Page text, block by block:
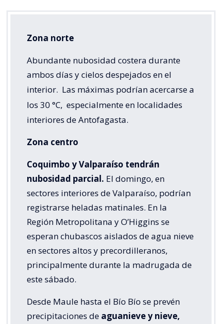
Zona norte
Abundante nubosidad costera durante
ambos días y cielos despejados en el
interior. Las máximas podrían acercarse a
los 30 °C, especialmente en localidades
interiores de Antofagasta.
Zona centro
Coquimbo y Valparaíso tendrán
nubosidad parcial. El domingo, en
sectores interiores de Valparaíso, podrían
registrarse heladas matinales. En la
Región Metropolitana y O’Higgins se
esperan chubascos aislados de agua nieve
en sectores altos y precordilleranos,
principalmente durante la madrugada de
este sábado.
Desde Maule hasta el Bío Bío se prevén
precipitaciones de aguanieve y nieve,